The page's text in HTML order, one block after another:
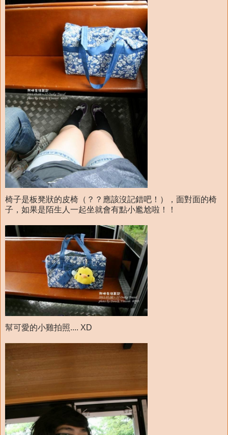
椅子是板凳狀的皮椅（？？應該沒記錯吧！），面對面的椅
子，如果是陌生人一起坐就會有點小尷尬啦！！
幫可愛的小雞拍照.... XD